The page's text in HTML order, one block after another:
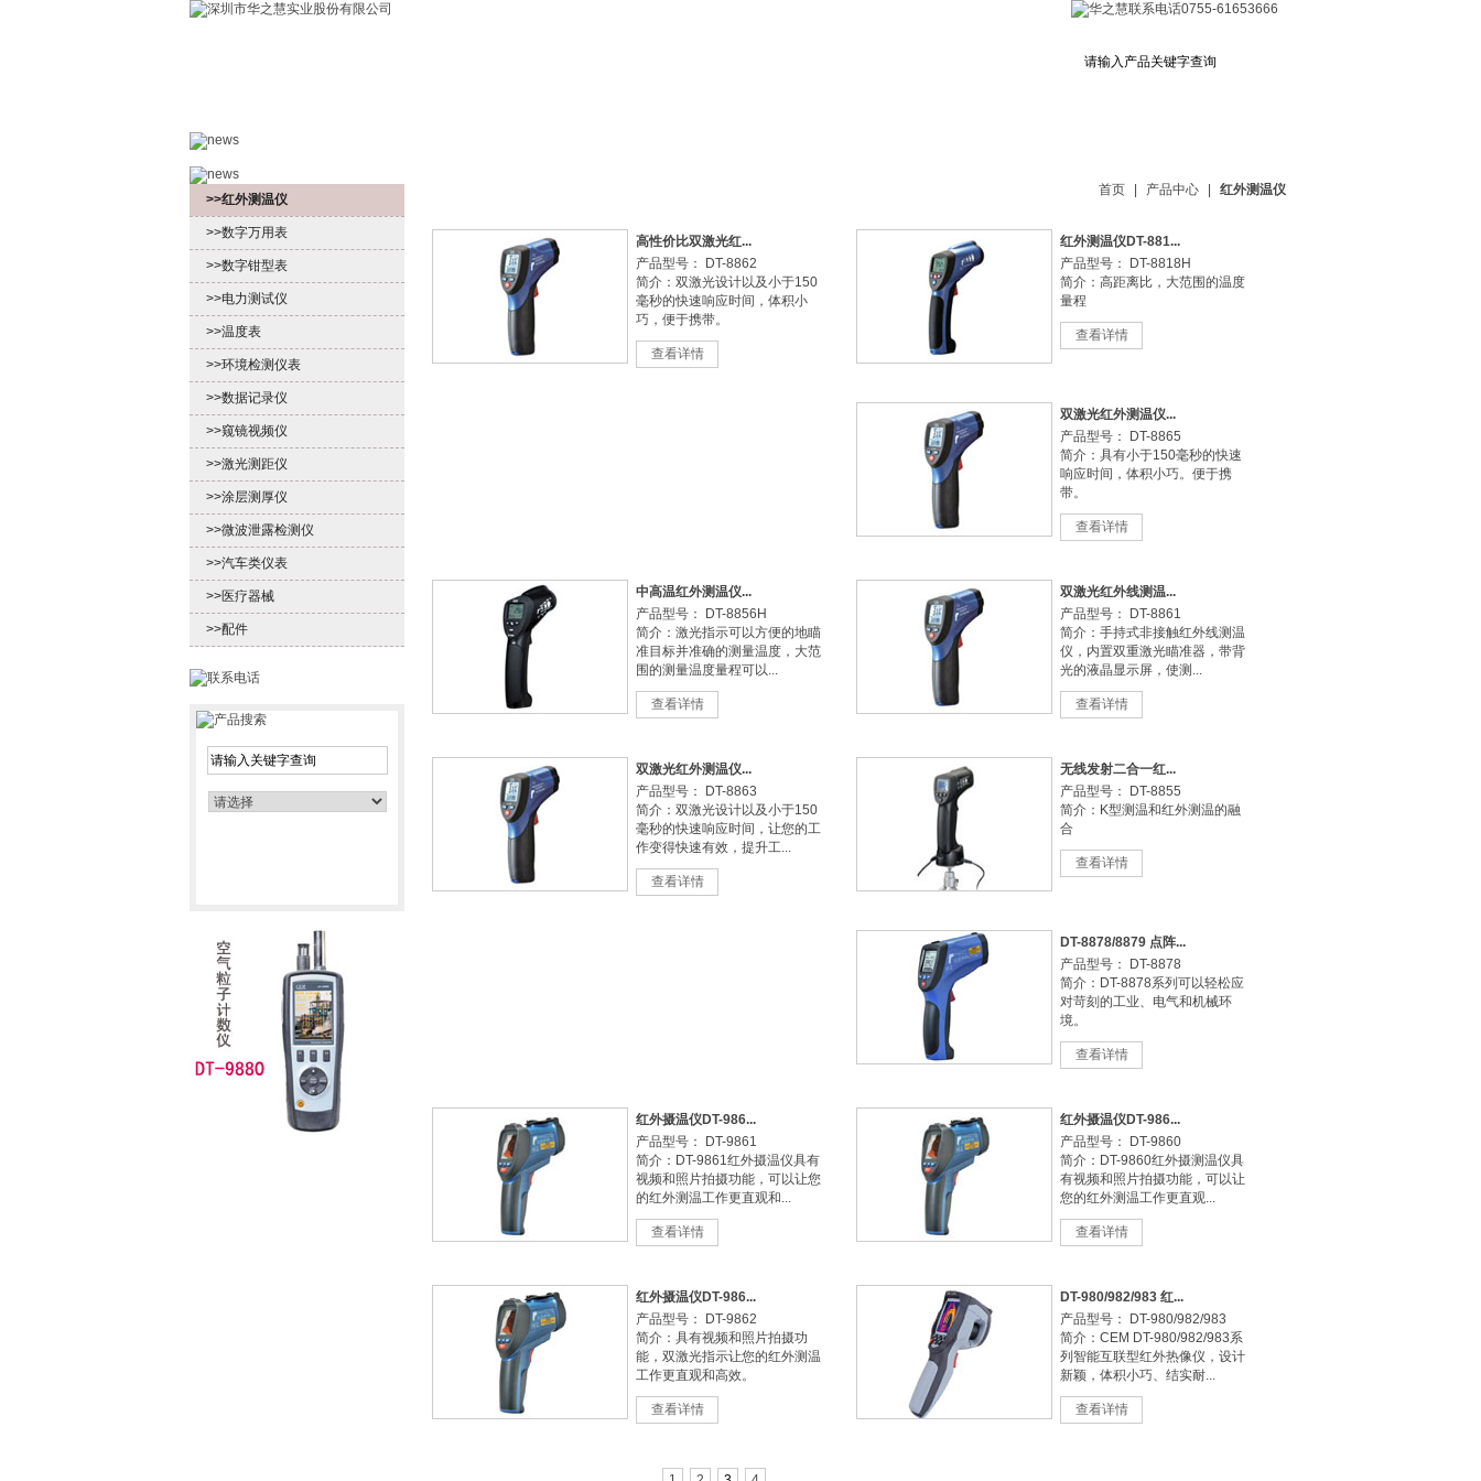
>>红外测温仪
>>数字万用表
>>数字钳型表
>>电力测试仪
>>温度表
>>环境检测仪表
>>数据记录仪
>>窥镜视频仪
>>激光测距仪
>>涂层测厚仪
>>微波泄露检测仪
>>汽车类仪表
>>医疗器械
>>配件
首页 产品中心 红外测温仪
高性价比双激光红...
产品型号： DT-8862
简介：双激光设计以及小于150
毫秒的快速响应时间，体积小
巧，便于携带。
查看详情
红外测温仪DT-881...
产品型号： DT-8818H
简介：高距离比，大范围的温度
量程
查看详情
双激光红外测温仪...
产品型号： DT-8865
简介：具有小于150毫秒的快速
响应时间，体积小巧。便于携
带。
查看详情
中高温红外测温仪...
产品型号： DT-8856H
简介：激光指示可以方便的地瞄
准目标并准确的测量温度，大范
围的测量温度量程可以...
查看详情
双激光红外线测温...
产品型号： DT-8861
简介：手持式非接触红外线测温
仪，内置双重激光瞄准器，带背
光的液晶显示屏，使测...
查看详情
双激光红外测温仪...
产品型号： DT-8863
简介：双激光设计以及小于150
毫秒的快速响应时间，让您的工
作变得快速有效，提升工...
查看详情
无线发射二合一红...
产品型号： DT-8855
简介：K型测温和红外测温的融
合
查看详情
DT-8878/8879 点阵...
产品型号： DT-8878
简介：DT-8878系列可以轻松应
对苛刻的工业、电气和机械环
境。
查看详情
红外摄温仪DT-986...
产品型号： DT-9861
简介：DT-9861红外摄温仪具有
视频和照片拍摄功能，可以让您
的红外测温工作更直观和...
查看详情
红外摄温仪DT-986...
产品型号： DT-9860
简介：DT-9860红外摄测温仪具
有视频和照片拍摄功能，可以让
您的红外测温工作更直观...
查看详情
红外摄温仪DT-986...
产品型号： DT-9862
简介：具有视频和照片拍摄功
能，双激光指示让您的红外测温
工作更直观和高效。
查看详情
DT-980/982/983 红...
产品型号： DT-980/982/983
简介：CEM DT-980/982/983系
列智能互联型红外热像仪，设计
新颖，体积小巧、结实耐...
查看详情